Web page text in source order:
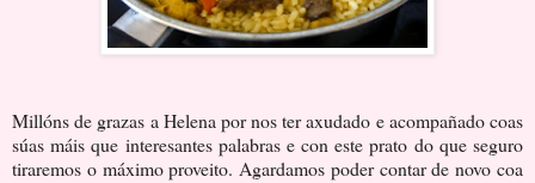
Millóns de grazas a Helena por nos ter axudado e acompañado coas
súas máis que interesantes palabras e con este prato do que seguro
tiraremos o máximo proveito. Agardamos poder contar de novo coa